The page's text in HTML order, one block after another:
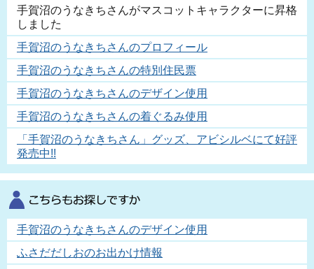
手賀沼のうなきちさんがマスコットキャラクターに昇格
しました
手賀沼のうなきちさんのプロフィール
手賀沼のうなきちさんの特別住民票
手賀沼のうなきちさんのデザイン使用
手賀沼のうなきちさんの着ぐるみ使用
「手賀沼のうなきちさん」グッズ、アビシルベにて好評
発売中!!
手賀沼のうなきちさんのデザイン使用
ふさだだしおのお出かけ情報